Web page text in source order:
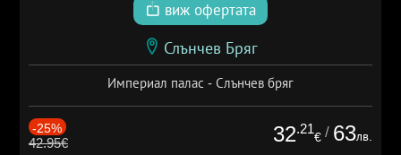
виж офертата
Слънчев Бряг
Империал палас - Слънчев бряг
-25%
42.95€ 32.21
€ / 63лв.